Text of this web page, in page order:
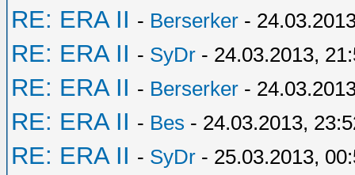
RE: ERA II - Berserker -
RE: ERA II - SyDr - 24.03.2013,
RE: ERA II - Berserker -
RE: ERA II - Bes - 24.03.2013,
RE: ERA II - SyDr - 25.03.2013,